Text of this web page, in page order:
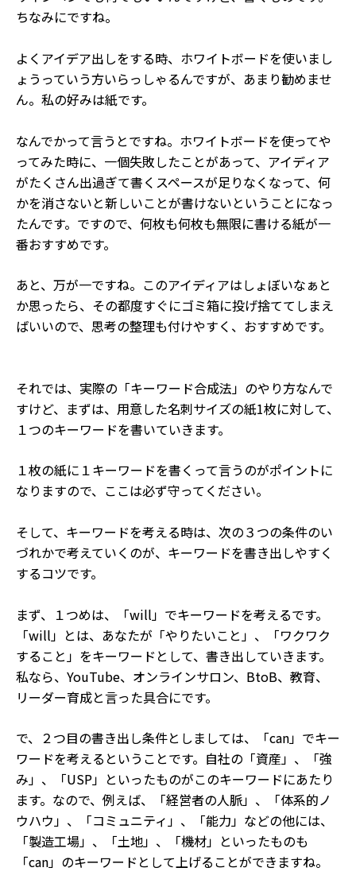
ちなみにですね。
よくアイデア出しをする時、ホワイトボードを使いまし
ょうっていう方いらっしゃるんですが、あまり勧めませ
ん。私の好みは紙です。
なんでかって言うとですね。ホワイトボードを使ってや
ってみた時に、一個失敗したことがあって、アイディア
がたくさん出過ぎて書くスペースが足りなくなって、何
かを消さないと新しいことが書けないということになっ
たんです。 ですので、何枚も何枚も無限に書ける紙が一
番おすすめです。
あと、万が一ですね。このアイディアはしょぼいなぁと
か思ったら、その都度すぐにゴミ箱に投げ捨ててしまえ
ばいいので、思考の整理も付けやすく、おすすめです。
それでは、実際の「キーワード合成法」のやり方なんで
すけど、まずは、用意した名刺サイズの紙1枚に対して、
１つのキーワードを書いていきます。
１枚の紙に１キーワードを書くって言うのがポイントに
なりますので、ここは必ず守ってください。
そして、キーワードを考える時は、次の３つの条件のい
づれかで考えていくのが、キーワードを書き出しやすく
するコツです。
まず、１つめは、「will」でキーワードを考えるです。
「will」とは、あなたが「やりたいこと」、「ワクワク
すること」をキーワードとして、書き出していきます。
私なら、YouTube、オンラインサロン、BtoB、教育、
リーダー育成と言った具合にです。
で、２つ目の書き出し条件としましては、「can」でキー
ワードを考えるということです。自社の「資産」、「強
み」、「USP」といったものがこのキーワードにあたり
ます。なので、例えば、「経営者の人脈」、「体系的ノ
ウハウ」、「コミュニティ」、「能力」などの他には、
「製造工場」、「土地」、「機材」といったものも
「can」のキーワードとして上げることができますね。